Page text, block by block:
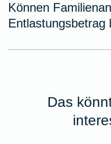
Können
Entlastungsbetrag
Das